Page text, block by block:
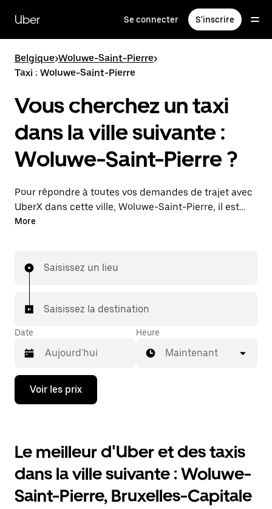
contenu
principal
Uber Se connecter S'inscrire
Belgique>Woluwe-Saint-Pierre>
Taxi : Woluwe-Saint-Pierre
Vous cherchez un taxi
dans la ville suivante :
Woluwe-Saint-Pierre ?
Pour répondre à toutes vos demandes de trajet avec
UberX dans cette ville, Woluwe-Saint-Pierre, il est
probable que nous vous mettions en relation avec un
abordables et de la même disponibilité (24 h/24 et
More
Saisissez un lieu
Saisissez la destination
Date
Appuyez
la
bas
pour
ouvrir
le
calendrier
et
Heure
Maintenant
Voir les prix
Le meilleur d'Uber et des taxis
dans la ville suivante : Woluwe-
Saint-Pierre, Bruxelles-Capitale